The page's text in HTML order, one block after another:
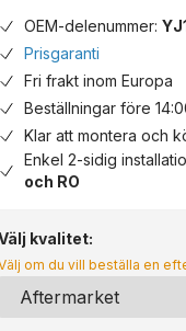
OEM-delenummer:
Prisgaranti
Fri frakt inom Europa
Beställningar före
Klar att montera och
Enkel 2-sidig
och RO
kvalitet:
om du vill beställa en